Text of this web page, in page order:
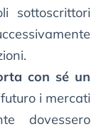
sottoscrittori
con sé un
i mercati
dovessero